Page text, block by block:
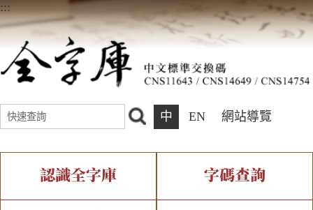
:::
中 EN 網站導覽
認識全字庫 字碼查詢